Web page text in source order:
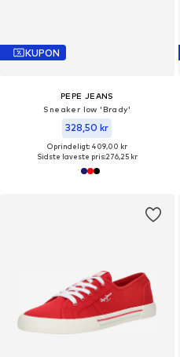
KUPON
PEPE JEANS
Sneaker low 'Brady'
328,50 kr
Oprindeligt: 409,00 kr
Sidste laveste pris:276,25 kr